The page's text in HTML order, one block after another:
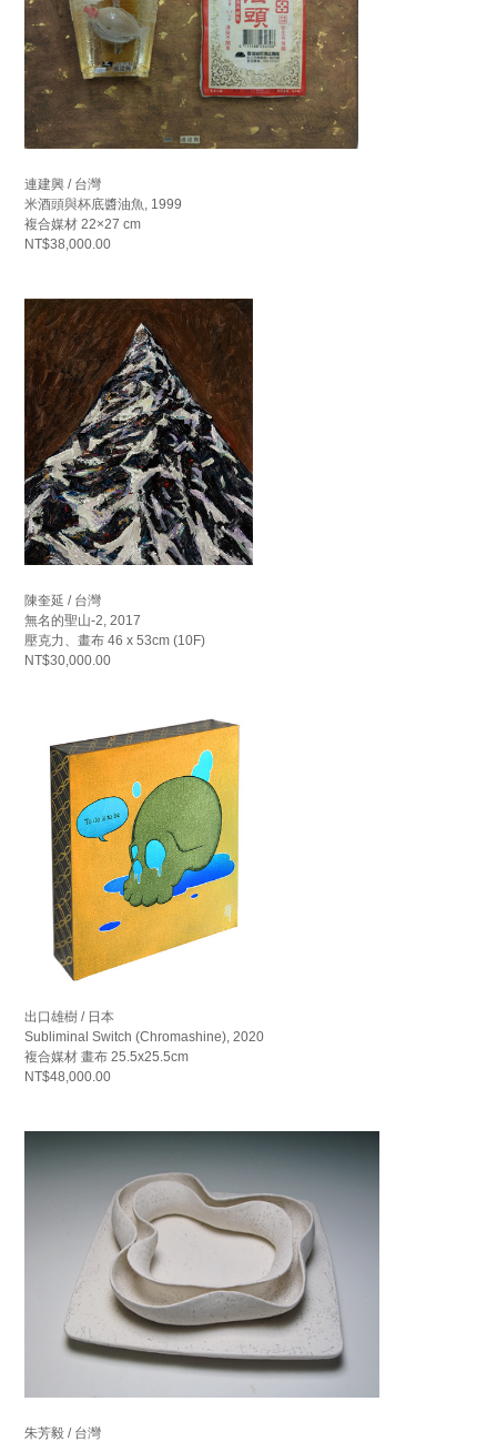
連建興 / 台灣
米酒頭與杯底醬油魚, 1999
複合媒材 22×27 cm
NT$38,000.00
陳奎延 / 台灣
無名的聖山-2, 2017
壓克力、畫布 46 x 53cm (10F)
NT$30,000.00
出口雄樹 / 日本
Subliminal Switch (Chromashine), 2020
複合媒材 畫布 25.5x25.5cm
NT$48,000.00
朱芳毅 / 台灣